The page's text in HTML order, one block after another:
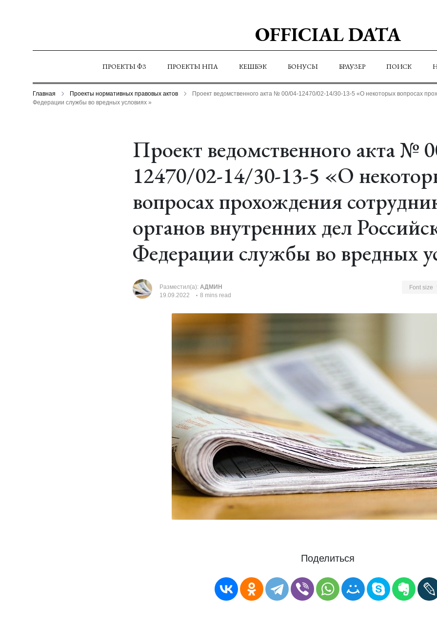
OFFICIAL DATA
ПРОЕКТЫ ФЗ ПРОЕКТЫ НПА КЕШБЭК БОНУСЫ БРАУЗЕР ПОИСК
Главная Проекты нормативных правовых актов
Проект ведомственного акта № 00/04-12470/02-14/30-13-5 «О некоторых вопросах
Федерации службы во вредных условиях »
Проект ведомственного акта №
12470/02-14/30-13-5 «О
вопросах прохождения
органов внутренних дел
Федерации службы во вредных
Разместил(а): АДМИН
19.09.2022
8 mins read
Font size
Поделиться